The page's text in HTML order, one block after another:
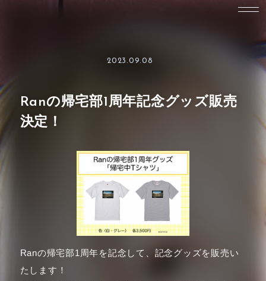
2023.09.08
Ranの帰宅部1周年記念グッズ販売
決定！
Ranの帰宅部1周年を記念して、記念グッズを販売い
たします！